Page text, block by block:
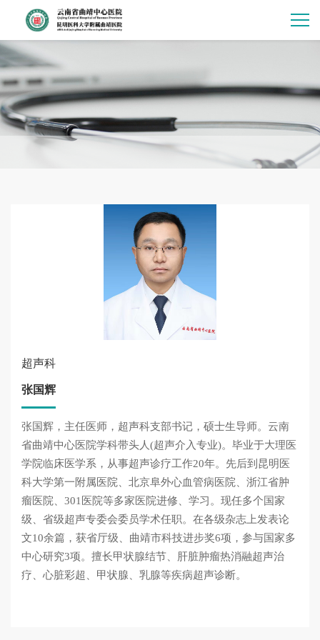
超声科
张国辉
张国辉，主任医师，超声科支部书记，硕士生导师。云南
省曲靖中心医院学科带头人(超声介入专业)。毕业于大理医
学院临床医学系，从事超声诊疗工作20年。先后到昆明医
科大学第一附属医院、北京阜外心血管病医院、浙江省肿
瘤医院、301医院等多家医院进修、学习。现任多个国家
级、省级超声专委会委员学术任职。在各级杂志上发表论
文10余篇，获省厅级、曲靖市科技进步奖6项，参与国家多
中心研究3项。擅长甲状腺结节、肝脏肿瘤热消融超声治
疗、心脏彩超、甲状腺、乳腺等疾病超声诊断。